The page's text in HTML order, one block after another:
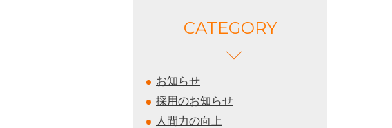
CATEGORY
お知らせ
採用のお知らせ
人間力の向上